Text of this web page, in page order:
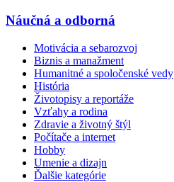
Náučná a odborná
Motivácia a sebarozvoj
Biznis a manažment
Humanitné a spoločenské vedy
História
Životopisy a reportáže
Vzťahy a rodina
Zdravie a životný štýl
Počítače a internet
Hobby
Umenie a dizajn
Ďalšie kategórie